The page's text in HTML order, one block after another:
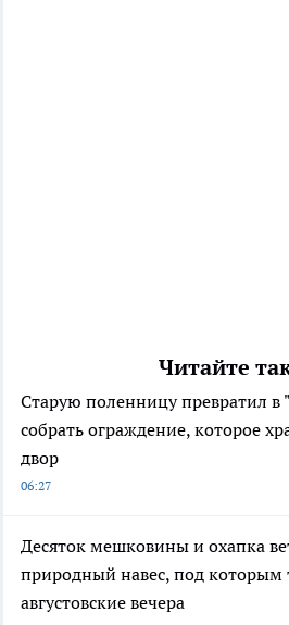
Читайте
Старую поленницу превратил в
собрать ограждение, которое
двор
06:27
Десяток мешковины и охапка
природный навес, под которым
августовские вечера